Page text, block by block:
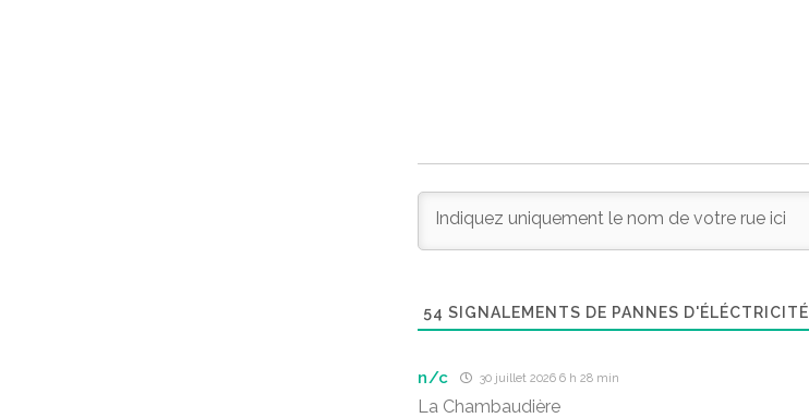
54 SIGNALEMENTS DE PANNES D'ÉLÉCTRICITÉ
n/c 30 juillet 2026 6 h 28 min
La Chambaudière